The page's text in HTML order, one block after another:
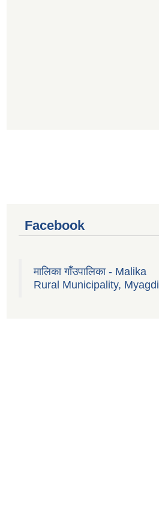
Facebook
मालिका गाँउपालिका - Malika
Rural Municipality, Myagdi